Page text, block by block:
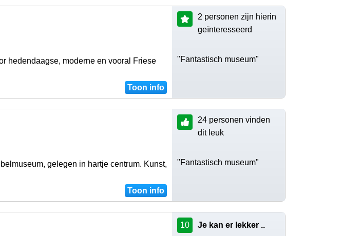
hedendaagse, moderne en vooral Friese
Toon info
2 personen zijn hierin
geïnteresseerd
"Fantastisch museum"
gelegen in hartje centrum. Kunst,
Toon info
24 personen vinden
dit leuk
"Fantastisch museum"
10
Je kan er lekker ..